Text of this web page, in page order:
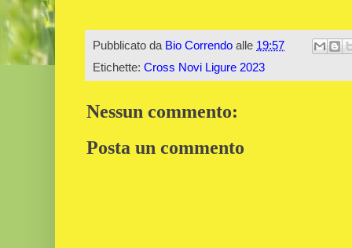
Pubblicato da Bio Correndo alle 19:57
Etichette: Cross Novi Ligure 2023
Nessun commento:
Posta un commento